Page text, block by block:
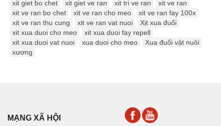
xit giet bo chet
xit giet ve ran xit tri ve ran
xit ve ran
xit ve ran bo chet
xit ve ran cho meo
xit ve ran fay 100x
xit ve ran thu cung
xit ve ran vat nuoi
Xịt xua đuổi
xit xua duoi cho meo
xit xua duoi fay repell
xit xua duoi vat nuoi
xua duoi cho meo
Xua đuổi vật nuôi
xương
MẠNG XÃ HỘI